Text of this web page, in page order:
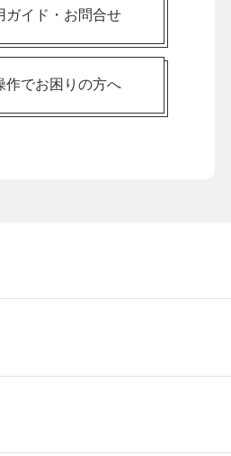
ガイド・お問合せ
作でお困りの方へ